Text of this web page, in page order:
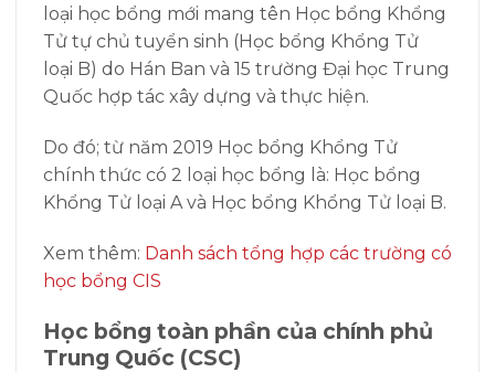
loại học bổng mới mang tên Học bổng Khổng
Tử tự chủ tuyển sinh (Học bổng Khổng Tử
loại B) do Hán Ban và 15 trường Đại học Trung
Quốc hợp tác xây dựng và thực hiện.
Do đó; từ năm 2019 Học bổng Khổng Tử
chính thức có 2 loại học bổng là: Học bổng
Khổng Tử loại A và Học bổng Khổng Tử loại B.
Xem thêm: Danh sách tổng hợp các trường có
học bổng CIS
Học bổng toàn phần của chính phủ
Trung Quốc (CSC)